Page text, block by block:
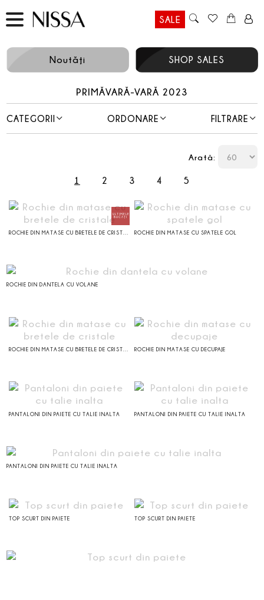
SALE
Noutăţi SHOP SALES
PRIMĂVARĂ-VARĂ 2023
CATEGORII ORDONARE FILTRARE
Arată:
1 2 3 4 5
ROCHIE DIN MATASE CU SPATELE GOL
ROCHIE DIN DANTELA CU VOLANE
ROCHIE DIN MATASE CU DECUPAJE
PANTALONI DIN PAIETE CU TALIE INALTA PANTALONI DIN PAIETE CU TALIE INALTA
PANTALONI DIN PAIETE CU TALIE INALTA
TOP SCURT DIN PAIETE TOP SCURT DIN PAIETE